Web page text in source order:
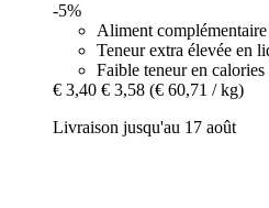
-5%
Aliment
Teneur extra élevée en
Faible teneur en calories
€ 3,40 € 3,58 (€ 60,71 / kg)
Livraison jusqu'au 17 août